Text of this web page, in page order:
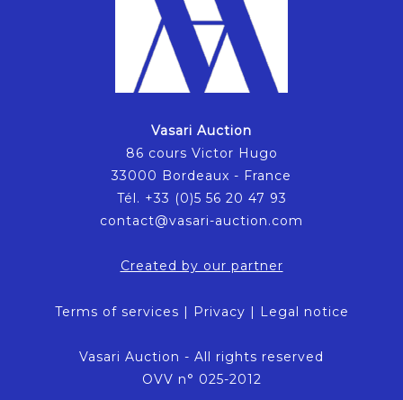
Vasari Auction
86 cours Victor Hugo
33000 Bordeaux - France
Tél. +33 (0)5 56 20 47 93
contact@vasari-auction.com
Created by our partner
Terms of services | Privacy | Legal notice
Vasari Auction - All rights reserved
OVV n° 025-2012